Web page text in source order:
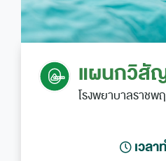
โทรศัพท์
0836667788
ฮอทไลน์
043-333555แผนกวิสั
โรงพยาบาลราชพ
เวลา